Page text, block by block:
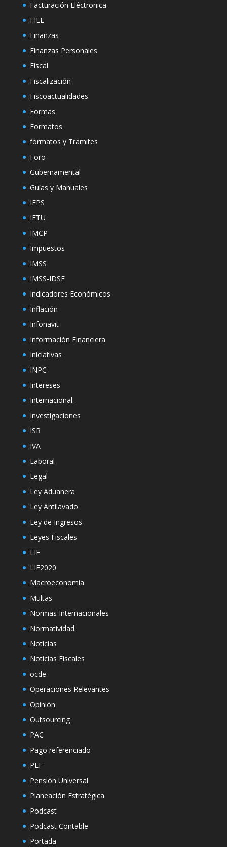
Facturación Eléctronica
FIEL
Finanzas
Finanzas Personales
Fiscal
Fiscalización
Fiscoactualidades
Formas
Formatos
formatos y Tramites
Foro
Gubernamental
Guías y Manuales
IEPS
IETU
IMCP
Impuestos
IMSS
IMSS-IDSE
Indicadores Económicos
Inflación
Infonavit
Información Financiera
Iniciativas
INPC
Intereses
Internacional.
Investigaciones
ISR
IVA
Laboral
Legal
Ley Aduanera
Ley Antilavado
Ley de Ingresos
Leyes Fiscales
LIF
LIF2020
Macroeconomía
Multas
Normas Internacionales
Normatividad
Noticias
Noticias Fiscales
ocde
Operaciones Relevantes
Opinión
Outsourcing
PAC
Pago referenciado
PEF
Pensión Universal
Planeación Estratégica
Podcast
Podcast Contable
Portada